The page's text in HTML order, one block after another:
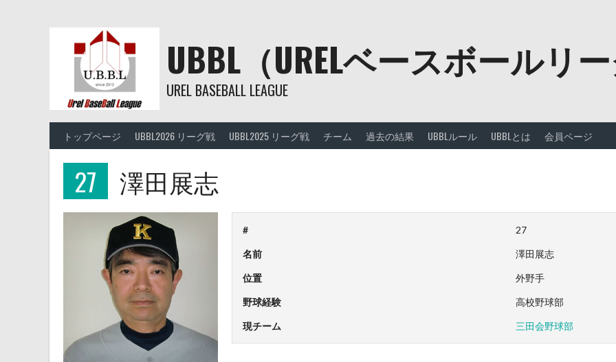
UBBL（URELベースボールリー
UREL BASEBALL LEAGUE
トップページ UBBL2026 リーグ戦 UBBL2025 リーグ戦 チーム 過去の結果 UBBLルール UBBLとは 会員ページ
27 澤田展志
# 27
名前 澤田展志
位置 外野手
野球経験 高校野球部
現チーム 三田会野球部